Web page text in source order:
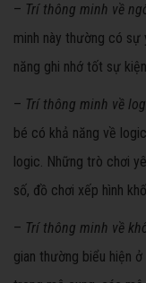
– Trí thông minh về
minh này thường có
năng ghi nhớ tốt sự
– Trí thông minh về
bé có khả năng về
logic. Những trò chơi
số, đồ chơi xếp hình
– Trí thông minh về
gian thường biểu hiện